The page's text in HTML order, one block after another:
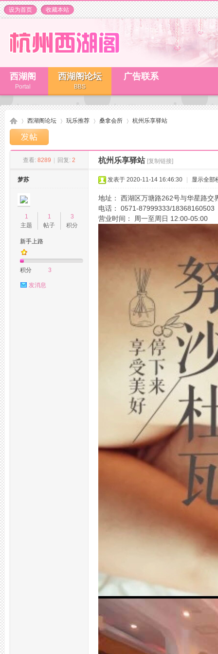
设为首页 收藏本站
西湖阁
Portal
西湖阁论坛
BBS
广告联系
西湖阁论坛
›
玩乐推荐 桑拿会所
›
杭州乐享驿站
查看: 8289 回复: 2 杭州乐享驿站 [复制链接]
梦苏
1
主题
1
帖子
3
积分
新手上路
积分 3
发消息
发表于 2020-11-14 16:46:30 显示全部
地址： 西湖区万塘路262号与华星路交
电话： 0571-87999333/18368160503
营业时间： 周一至周日 12:00-05:00